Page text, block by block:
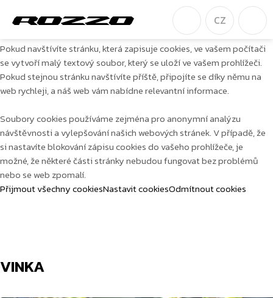
Souhlas s používáním cookies
Pokud navštívíte stránku, která zapisuje cookies, ve vašem počítači
se vytvoří malý textový soubor, který se uloží ve vašem prohlížeči.
Pokud stejnou stránku navštívíte příště, připojíte se díky němu na
web rychleji, a náš web vám nabídne relevantní informace.
Soubory cookies používáme zejména pro anonymní analýzu
návštěvnosti a vylepšování našich webových stránek. V případě, že
si nastavíte blokování zápisu cookies do vašeho prohlížeče, je
možné, že některé části stránky nebudou fungovat bez problémů
nebo se web zpomalí.
Přijmout všechny cookiesNastavit cookiesOdmítnout cookies
CZ
VINKA